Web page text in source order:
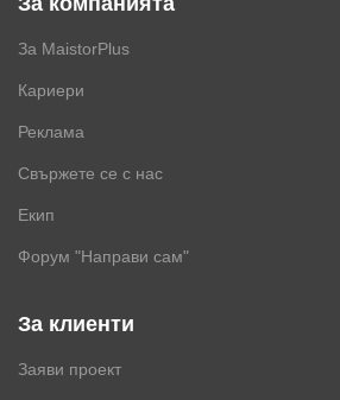
За MaistorPlus
Кариери
Реклама
Свържете се с нас
Екип
Форум "Направи сам"
За клиенти
Заяви проект